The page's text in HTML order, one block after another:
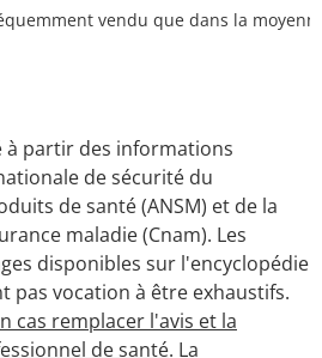
vendu que dans la
à partir des informations
de sécurité du
de santé (ANSM) et de la
maladie (Cnam). Les
disponibles sur l'encyclopédie
pas vocation à être exhaustifs.
cas remplacer l'avis et la
de santé. La